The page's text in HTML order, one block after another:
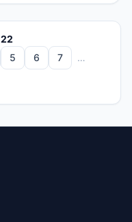
22
5 6 7
…